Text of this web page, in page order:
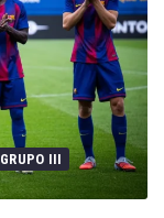
GRUPO III